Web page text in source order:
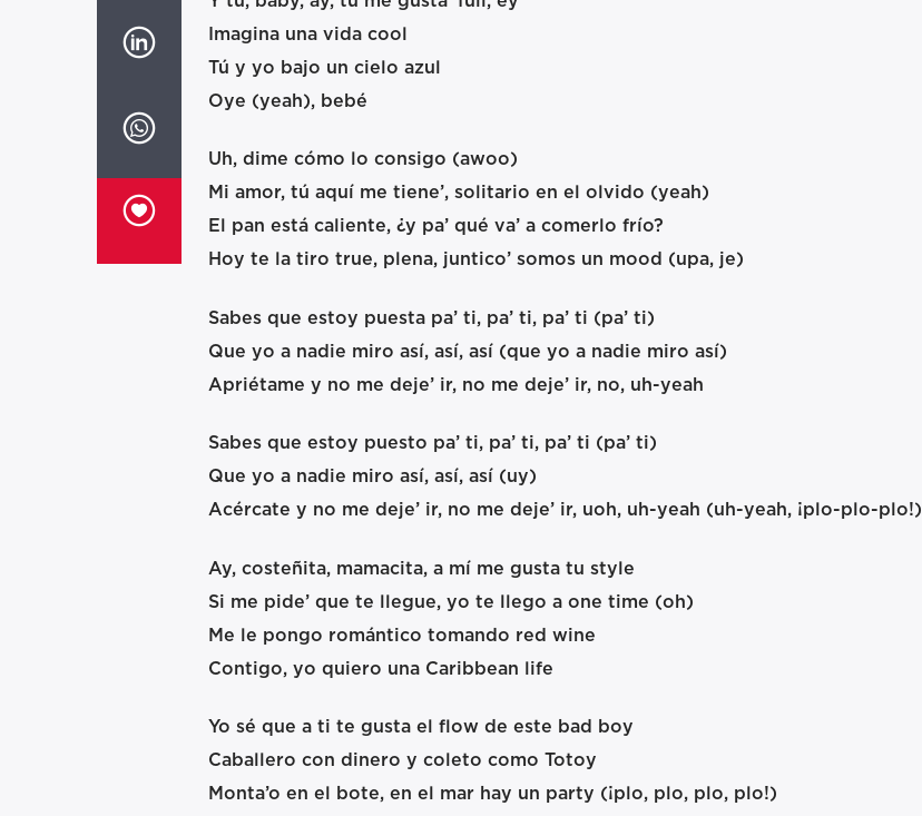
Imagina una vida cool
Tú y yo bajo un cielo azul
Oye (yeah), bebé
Uh, dime cómo lo consigo (awoo)
Mi amor, tú aquí me tiene’, solitario en el olvido (yeah)
El pan está caliente, ¿y pa’ qué va’ a comerlo frío?
Hoy te la tiro true, plena, juntico’ somos un mood (upa, je)
Sabes que estoy puesta pa’ ti, pa’ ti, pa’ ti (pa’ ti)
Que yo a nadie miro así, así, así (que yo a nadie miro así)
Apriétame y no me deje’ ir, no me deje’ ir, no, uh-yeah
Sabes que estoy puesto pa’ ti, pa’ ti, pa’ ti (pa’ ti)
Que yo a nadie miro así, así, así (uy)
Acércate y no me deje’ ir, no me deje’ ir, uoh, uh-yeah (uh-yeah, ¡plo-plo-plo!)
Ay, costeñita, mamacita, a mí me gusta tu style
Si me pide’ que te llegue, yo te llego a one time (oh)
Me le pongo romántico tomando red wine
Contigo, yo quiero una Caribbean life
Yo sé que a ti te gusta el flow de este bad boy
Caballero con dinero y coleto como Totoy
Monta’o en el bote, en el mar hay un party (¡plo, plo, plo, plo!)